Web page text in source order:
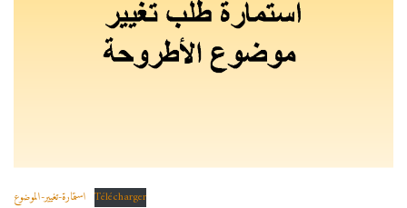
استمارة-تغيير-الموضوع Télécharger